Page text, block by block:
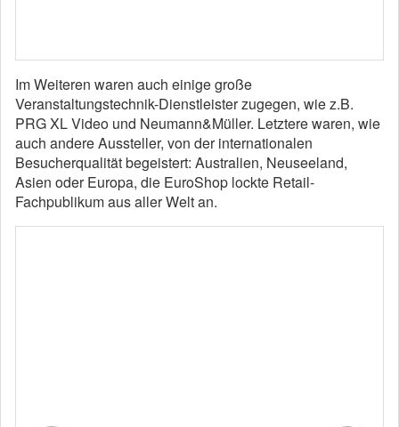
Im Weiteren waren auch einige große
Veranstaltungstechnik-Dienstleister zugegen, wie z.B.
PRG XL Video und Neumann&Müller. Letztere waren, wie
auch andere Aussteller, von der internationalen
Besucherqualität begeistert: Australien, Neuseeland,
Asien oder Europa, die EuroShop lockte Retail-
Fachpublikum aus aller Welt an.